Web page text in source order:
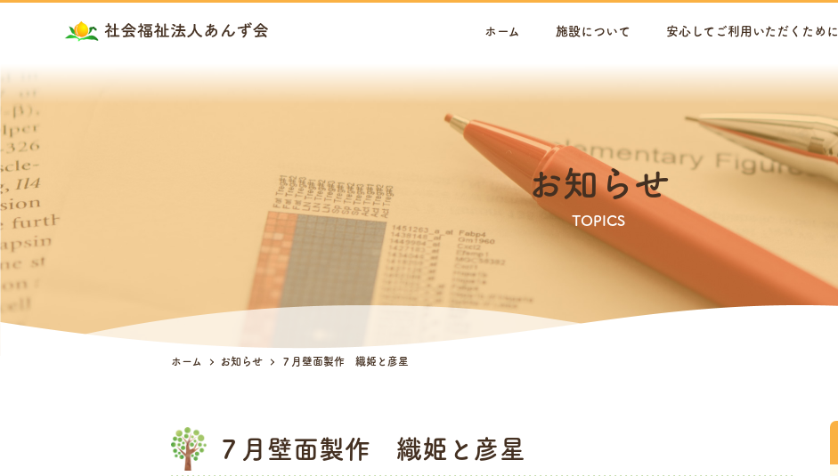
ホーム 施設について 安心してご利用いただくために
お知らせ
TOPICS
ホーム お知らせ ７月壁面製作 織姫と彦星
７月壁面製作 織姫と彦星